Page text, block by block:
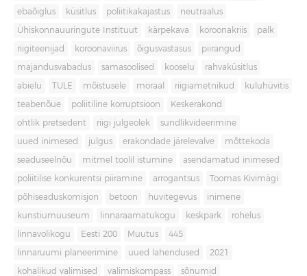
ebaõiglus küsitlus poliitikakajastus neutraalus
Ühiskonnauuringute Instituut kärpekava koroonakriis palk
riigiteenijad koroonaviirus õigusvastasus piirangud
majandusvabadus samasoolised kooselu rahvaküsitlus
abielu TULE mõistusele moraal riigiametnikud kuluhüvitis
teabenõue poliitiline korruptsioon Keskerakond
ohtlik pretsedent riigi julgeolek sundlikvideerimine
uued inimesed julgus erakondade järelevalve mõttekoda
seaduseelnõu mitmel toolil istumine asendamatud inimesed
poliitilise konkurentsi piiramine arrogantsus Toomas Kivimägi
põhiseaduskomisjon betoon huvitegevus inimene
kunstiumuuseum linnaraamatukogu keskpark rohelus
linnavolikogu Eesti 200 Muutus 445
linnaruumi planeerimine uued lahendused 2021
kohalikud valimised valimiskompass sõnumid